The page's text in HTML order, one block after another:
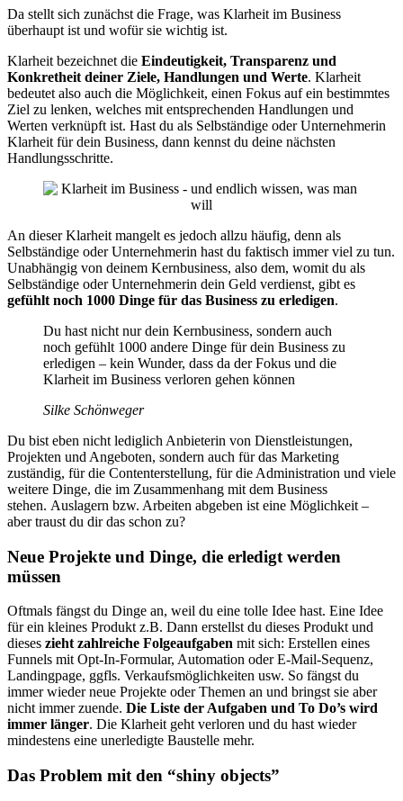
Da stellt sich zunächst die Frage, was Klarheit im Business
überhaupt ist und wofür sie wichtig ist.
Klarheit bezeichnet die Eindeutigkeit, Transparenz und
Konkretheit deiner Ziele, Handlungen und Werte. Klarheit
bedeutet also auch die Möglichkeit, einen Fokus auf ein bestimmtes
Ziel zu lenken, welches mit entsprechenden Handlungen und
Werten verknüpft ist. Hast du als Selbständige oder Unternehmerin
Klarheit für dein Business, dann kennst du deine nächsten
Handlungsschritte.
An dieser Klarheit mangelt es jedoch allzu häufig, denn als
Selbständige oder Unternehmerin hast du faktisch immer viel zu tun.
Unabhängig von deinem Kernbusiness, also dem, womit du als
Selbständige oder Unternehmerin dein Geld verdienst, gibt es
gefühlt noch 1000 Dinge für das Business zu erledigen.
Du hast nicht nur dein Kernbusiness, sondern auch
noch gefühlt 1000 andere Dinge für dein Business zu
erledigen – kein Wunder, dass da der Fokus und die
Klarheit im Business verloren gehen können
Silke Schönweger
Du bist eben nicht lediglich Anbieterin von Dienstleistungen,
Projekten und Angeboten, sondern auch für das Marketing
zuständig, für die Contenterstellung, für die Administration und viele
weitere Dinge, die im Zusammenhang mit dem Business
stehen. Auslagern bzw. Arbeiten abgeben ist eine Möglichkeit –
aber traust du dir das schon zu?
Neue Projekte und Dinge, die erledigt werden
müssen
Oftmals fängst du Dinge an, weil du eine tolle Idee hast. Eine Idee
für ein kleines Produkt z.B. Dann erstellst du dieses Produkt und
dieses zieht zahlreiche Folgeaufgaben mit sich: Erstellen eines
Funnels mit Opt-In-Formular, Automation oder E-Mail-Sequenz,
Landingpage, ggfls. Verkaufsmöglichkeiten usw. So fängst du
immer wieder neue Projekte oder Themen an und bringst sie aber
nicht immer zuende. Die Liste der Aufgaben und To Do’s wird
immer länger. Die Klarheit geht verloren und du hast wieder
mindestens eine unerledigte Baustelle mehr.
Das Problem mit den “shiny objects”